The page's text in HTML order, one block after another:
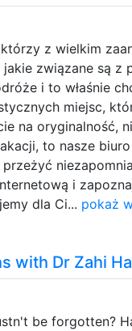
z wielkim
związane są z
i to właśnie
miejsc,
na oryginalność,
to nasze
przeżyć
i
dla Ci... pokaż
with Dr Zahi
be forgotten?